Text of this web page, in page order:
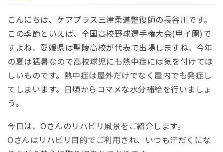
リクルート
お問い合わせ
こんにちは、ケアプラス三津柔道整復師の長谷川です。
この季節といえば、全国高校野球選手権大会(甲子園)で
すよね。愛媛県は聖陵高校が代表で出場しますね。今年
の夏は猛暑なので高校球児にも熱中症には気を付けてほ
しいものです。熱中症は屋外だけでなく屋内でも発症し
てしまいます。日頃からコマメな水分補給を行いましょ
う。
今日は、Oさんのリハビリ風景をご紹介します。
Oさんはリハビリ目的でご利用され、いつも汗だくにな